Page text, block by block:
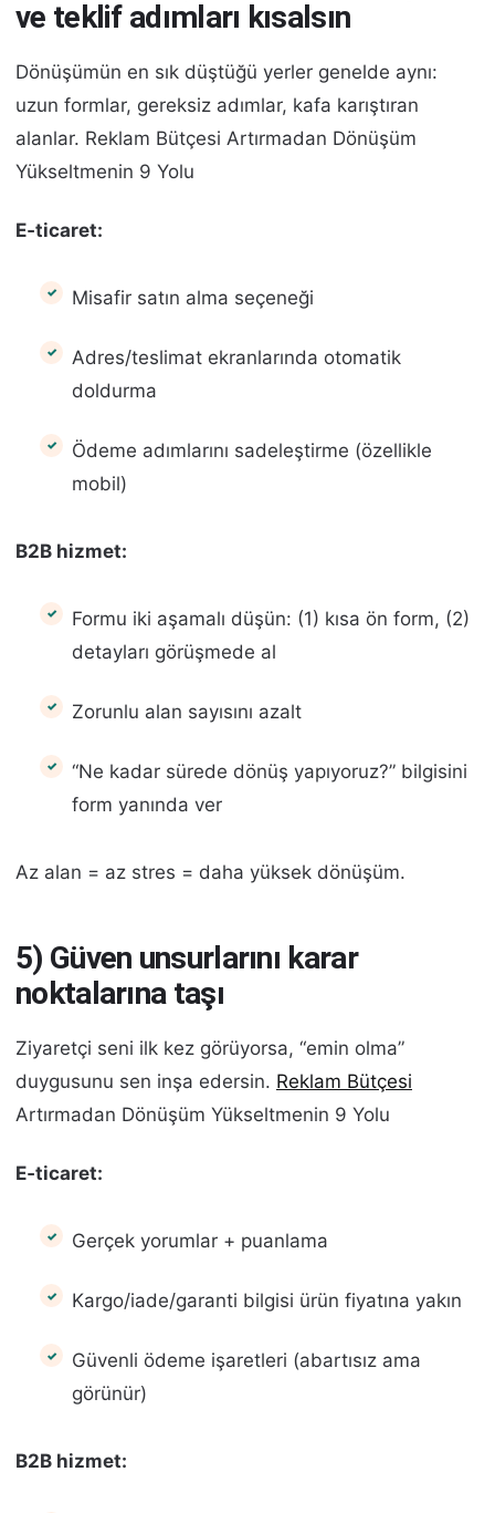
ve teklif adımları kısalsın
Dönüşümün en sık düştüğü yerler genelde aynı:
uzun formlar, gereksiz adımlar, kafa karıştıran
alanlar. Reklam Bütçesi Artırmadan Dönüşüm
Yükseltmenin 9 Yolu
E‑ticaret:
Misafir satın alma seçeneği
Adres/teslimat ekranlarında otomatik
doldurma
Ödeme adımlarını sadeleştirme (özellikle
mobil)
B2B hizmet:
Formu iki aşamalı düşün: (1) kısa ön form, (2)
detayları görüşmede al
Zorunlu alan sayısını azalt
“Ne kadar sürede dönüş yapıyoruz?” bilgisini
form yanında ver
Az alan = az stres = daha yüksek dönüşüm.
5) Güven unsurlarını karar
noktalarına taşı
Ziyaretçi seni ilk kez görüyorsa, “emin olma”
duygusunu sen inşa edersin. Reklam Bütçesi
Artırmadan Dönüşüm Yükseltmenin 9 Yolu
E‑ticaret:
Gerçek yorumlar + puanlama
Kargo/iade/garanti bilgisi ürün fiyatına yakın
Güvenli ödeme işaretleri (abartısız ama
görünür)
B2B hizmet: